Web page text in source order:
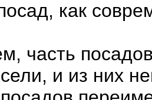
как
часть
и из них